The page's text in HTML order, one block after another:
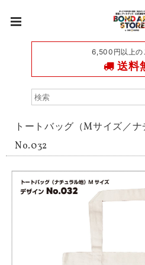
6,500円以上の
送料
トートバッグ（Mサイズ／
No.032